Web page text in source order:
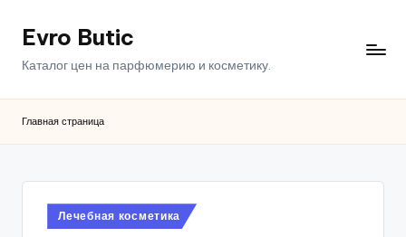
ПерейтиEvro Butic
Каталог цен на парфюмерию и косметику.
Главная страница
Опубликовано
в
Лечебная косметика